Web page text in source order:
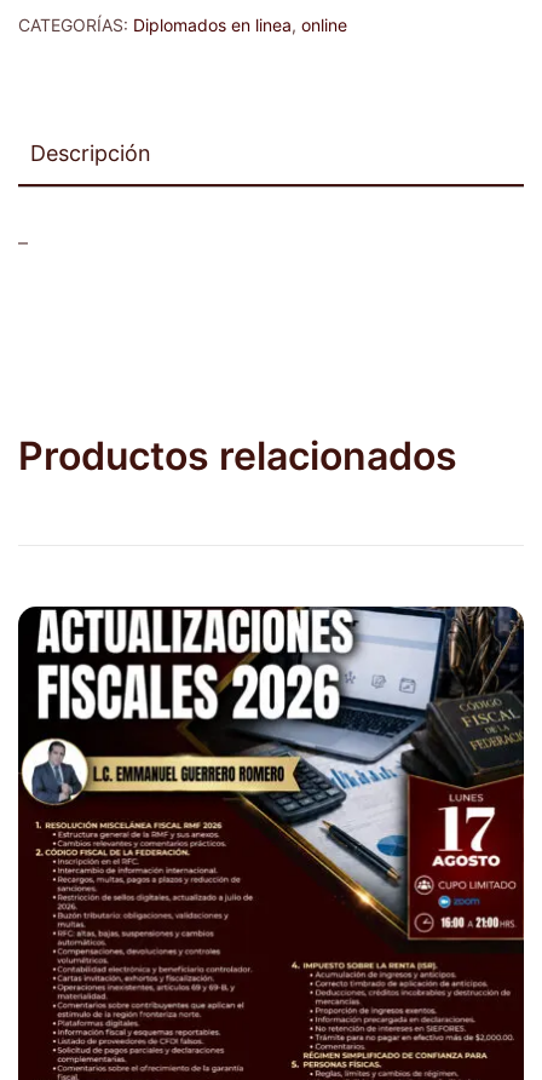
CATEGORÍAS: Diplomados en linea, online
Descripción
–
Productos relacionados